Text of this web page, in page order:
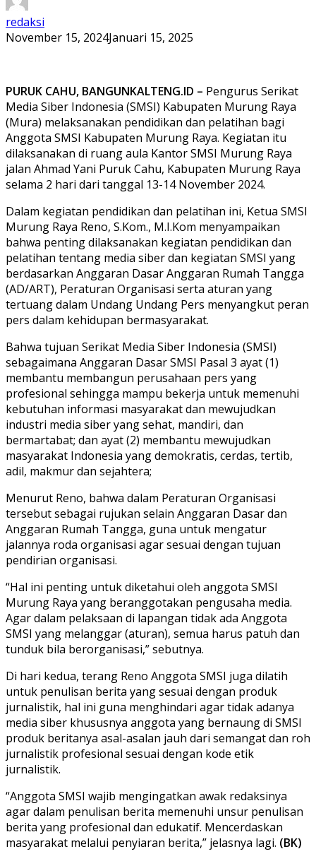
redaksi
November 15, 2024Januari 15, 2025
PURUK CAHU, BANGUNKALTENG.ID – Pengurus Serikat
Media Siber Indonesia (SMSI) Kabupaten Murung Raya
(Mura) melaksanakan pendidikan dan pelatihan bagi
Anggota SMSI Kabupaten Murung Raya. Kegiatan itu
dilaksanakan di ruang aula Kantor SMSI Murung Raya
jalan Ahmad Yani Puruk Cahu, Kabupaten Murung Raya
selama 2 hari dari tanggal 13-14 November 2024.
Dalam kegiatan pendidikan dan pelatihan ini, Ketua SMSI
Murung Raya Reno, S.Kom., M.I.Kom menyampaikan
bahwa penting dilaksanakan kegiatan pendidikan dan
pelatihan tentang media siber dan kegiatan SMSI yang
berdasarkan Anggaran Dasar Anggaran Rumah Tangga
(AD/ART), Peraturan Organisasi serta aturan yang
tertuang dalam Undang Undang Pers menyangkut peran
pers dalam kehidupan bermasyarakat.
Bahwa tujuan Serikat Media Siber Indonesia (SMSI)
sebagaimana Anggaran Dasar SMSI Pasal 3 ayat (1)
membantu membangun perusahaan pers yang
profesional sehingga mampu bekerja untuk memenuhi
kebutuhan informasi masyarakat dan mewujudkan
industri media siber yang sehat, mandiri, dan
bermartabat; dan ayat (2) membantu mewujudkan
masyarakat Indonesia yang demokratis, cerdas, tertib,
adil, makmur dan sejahtera;
Menurut Reno, bahwa dalam Peraturan Organisasi
tersebut sebagai rujukan selain Anggaran Dasar dan
Anggaran Rumah Tangga, guna untuk mengatur
jalannya roda organisasi agar sesuai dengan tujuan
pendirian organisasi.
“Hal ini penting untuk diketahui oleh anggota SMSI
Murung Raya yang beranggotakan pengusaha media.
Agar dalam pelaksaan di lapangan tidak ada Anggota
SMSI yang melanggar (aturan), semua harus patuh dan
tunduk bila berorganisasi,” sebutnya.
Di hari kedua, terang Reno Anggota SMSI juga dilatih
untuk penulisan berita yang sesuai dengan produk
jurnalistik, hal ini guna menghindari agar tidak adanya
media siber khususnya anggota yang bernaung di SMSI
produk beritanya asal-asalan jauh dari semangat dan roh
jurnalistik profesional sesuai dengan kode etik
jurnalistik.
“Anggota SMSI wajib mengingatkan awak redaksinya
agar dalam penulisan berita memenuhi unsur penulisan
berita yang profesional dan edukatif. Mencerdaskan
masyarakat melalui penyiaran berita,” jelasnya lagi. (BK)